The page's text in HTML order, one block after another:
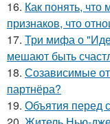
16. Как понять,
признаков, что
17. Три мифа о
мешают быть
18. Созависимые
партнёра?
19. Объятия перед